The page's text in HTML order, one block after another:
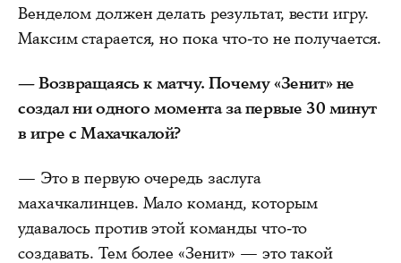
Венделом должен делать результат, вести игру.
Максим старается, но пока что-то не получается.
— Возвращаясь к матчу. Почему «Зенит» не
создал ни одного момента за первые 30 минут
в игре с Махачкалой?
— Это в первую очередь заслуга
махачкалинцев. Мало команд, которым
удавалось против этой команды что-то
создавать. Тем более «Зенит» — это такой